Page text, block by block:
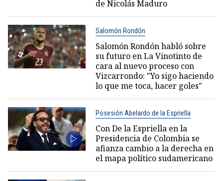
de Nicolás Maduro
Salomón Rondón
Salomón Rondón habló sobre
su futuro en La Vinotinto de
cara al nuevo proceso con
Vizcarrondo: "Yo sigo haciendo
lo que me toca, hacer goles"
Posesión Abelardo de la Espriella
Con De la Espriella en la
Presidencia de Colombia se
afianza cambio a la derecha en
el mapa político sudamericano